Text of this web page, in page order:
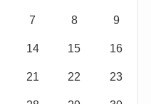
7 8 9
14 15 16
21 22 23